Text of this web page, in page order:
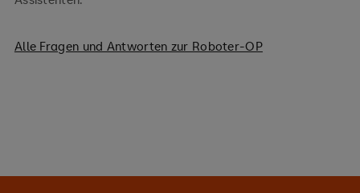
Alle Fragen und Antworten zur Roboter-OP